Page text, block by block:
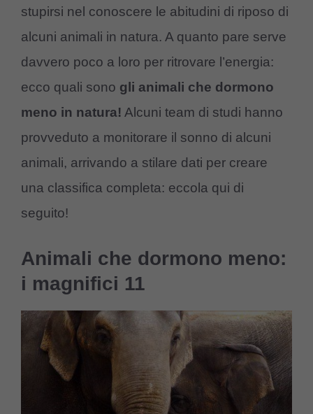
stupirsi nel conoscere le abitudini di riposo di
alcuni animali in natura. A quanto pare serve
davvero poco a loro per ritrovare l’energia:
ecco quali sono gli animali che dormono
meno in natura! Alcuni team di studi hanno
provveduto a monitorare il sonno di alcuni
animali, arrivando a stilare dati per creare
una classifica completa: eccola qui di
seguito!
Animali che dormono meno:
i magnifici 11